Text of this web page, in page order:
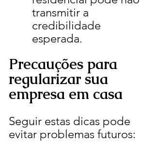
transmitir a
credibilidade
esperada.
Precauções para
regularizar sua
empresa em casa
Seguir estas dicas pode
evitar problemas futuros: